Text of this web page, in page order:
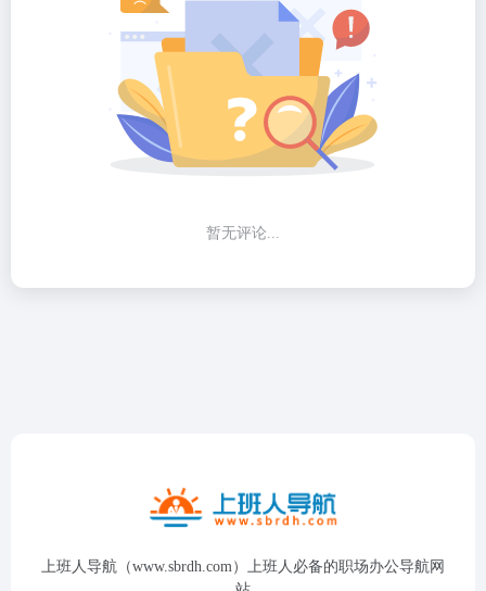
暂无评论...
上班人导航（www.sbrdh.com）上班人必备的职场办公导航网